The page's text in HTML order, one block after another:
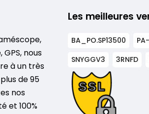
nous
à un très
de 95
nos
et 100%
Les meilleures
BA_PO.SP13500
SNYGGV3
3RNFD